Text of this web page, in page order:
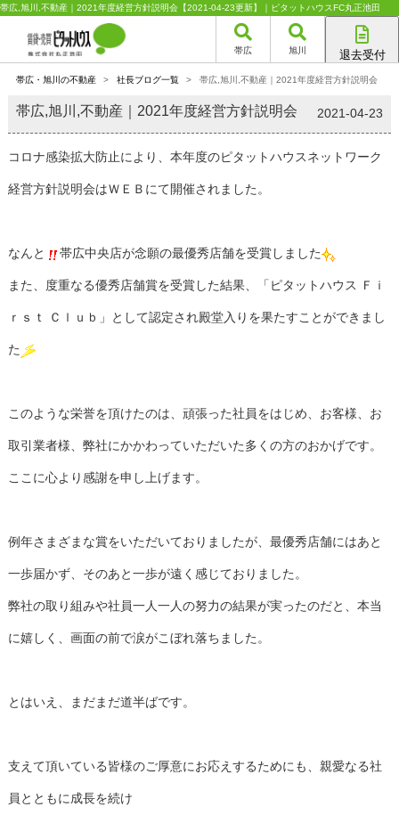
帯広,旭川,不動産｜2021年度経営方針説明会【2021-04-23更新】｜ピタットハウスFC丸正池田
帯広 旭川 退去受付
旭川店
帯広・旭川の不動産 > 社長ブログ一覧 > 帯広,旭川,不動産｜2021年度経営方針説明会
帯広,旭川,不動産｜2021年度経営方針説明会 2021-04-23
コロナ感染拡大防止により、本年度のピタットハウスネットワーク
経営方針説明会はＷＥＢにて開催されました。
なんと 帯広中央店が念願の最優秀店舗を受賞しました
また、度重なる優秀店舗賞を受賞した結果、「ピタットハウス Ｆｉ
ｒｓｔ Ｃｌｕｂ」として認定され殿堂入りを果たすことができまし
た
このような栄誉を頂けたのは、頑張った社員をはじめ、お客様、お
取引業者様、弊社にかかわっていただいた多くの方のおかげです。
ここに心より感謝を申し上げます。
例年さまざまな賞をいただいておりましたが、最優秀店舗にはあと
一歩届かず、そのあと一歩が遠く感じておりました。
弊社の取り組みや社員一人一人の努力の結果が実ったのだと、本当
に嬉しく、画面の前で涙がこぼれ落ちました。
とはいえ、まだまだ道半ばです。
支えて頂いている皆様のご厚意にお応えするためにも、親愛なる社
員とともに成長を続け